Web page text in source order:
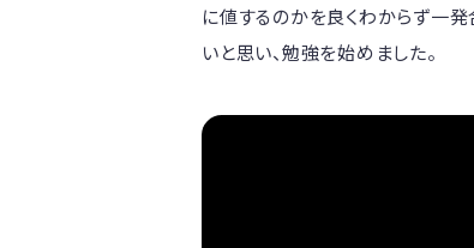
に値するのかを良くわからず一
いと思い、勉強を始めました。